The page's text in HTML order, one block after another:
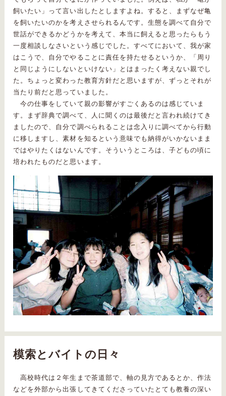
飼いたい」って言い出したとしますよね。すると、まずなぜ亀
を飼いたいのかを考えさせられるんです。生態を調べて自分で
世話ができるかどうかを考えて、本当に飼えると思ったらもう
一度相談しなさいという感じでした。すべてにおいて、我が家
はこうで、自分でやることに責任を持たせるというか、「周り
と同じようにしないといけない」とはまったく考えない親でし
た。ちょっと変わった教育方針だと思いますが、ずっとそれが
当たり前だと思っていました。
今の仕事をしていて親の影響がすごくあるのは感じていま
す。まず辞典で調べて、人に聞くのは最後だと言われ続けてき
ましたので、自分で調べられることは念入りに調べてから行動
に移しますし、素材を知るという意味でも納得がいかないまま
ではやりたくはないんです。そういうところは、子どもの頃に
培われたものだと思います。
模索とバイトの日々
高校時代は２年生まで茶道部で、軸の見方であるとか、作法
などを外部から出張してきてくださっていたとても教養の深い